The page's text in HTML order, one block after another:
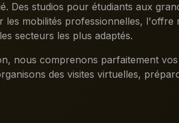
Des studios pour étudiants aux
mobilités professionnelles, l'offre
secteurs les plus adaptés.
nous comprenons parfaitement
des visites virtuelles,